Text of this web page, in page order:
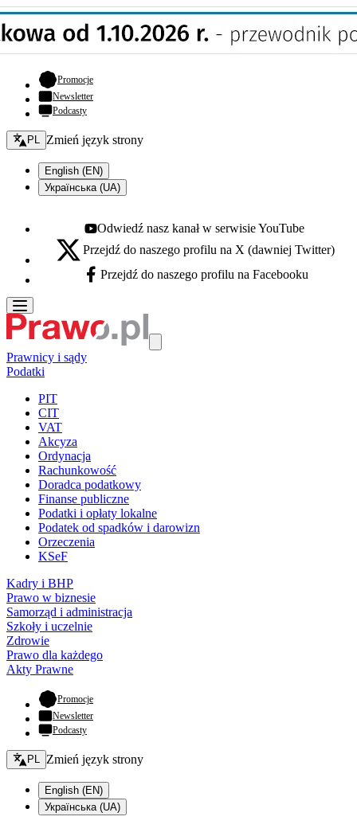
Promocje- otwiera się w nowej karcie
Newsletter
Podcasty
Zmień język - bieżący:
PL Zmień język strony
English (EN)
Українська (UA)
Youtube - otwiera się w nowej karcie
Odwiedź nasz kanał w serwisie YouTube
X - otwiera się w nowej karcie
Przejdź do naszego profilu na X (dawniej Twitter)
Facebook - otwiera się w nowej karcie
Przejdź do naszego profilu na Facebooku
Prawnicy i sądy
Podatki
PIT
CIT
VAT
Akcyza
Ordynacja
Rachunkowość
Doradca podatkowy
Finanse publiczne
Podatki i opłaty lokalne
Podatek od spadków i darowizn
Orzeczenia
KSeF
Kadry i BHP
Prawo w biznesie
Samorząd i administracja
Szkoły i uczelnie
Zdrowie
Prawo dla każdego
Akty Prawne
Promocje- otwiera się w nowej karcie
Newsletter
Podcasty
Zmień język - bieżący:
PL Zmień język strony
English (EN)
Українська (UA)